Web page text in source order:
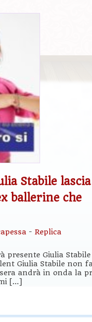
Stabile
ballerine che
- Replica
presente Giulia
Giulia Stabile non
andrà in onda la
[…]